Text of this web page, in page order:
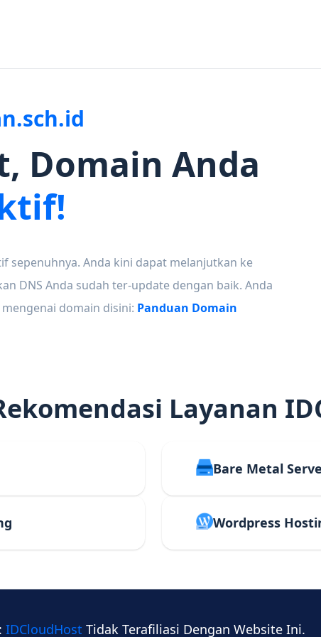
Domain Anda
sepenuhnya. Anda kini dapat melanjutkan ke
DNS Anda sudah ter-update dengan baik. Anda
domain disini: Panduan Domain
Layanan
Bare Metal
Wordpress
IDCloudHost Tidak Terafiliasi Dengan Website Ini.